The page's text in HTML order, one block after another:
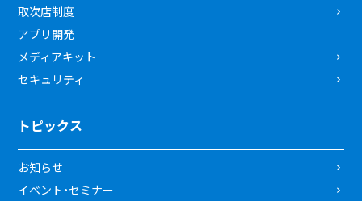
取次店制度
アプリ開発
メディアキット
セキュリティ
トピックス
お知らせ
イベント・セミナー